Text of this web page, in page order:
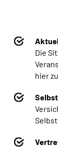
Die
hier